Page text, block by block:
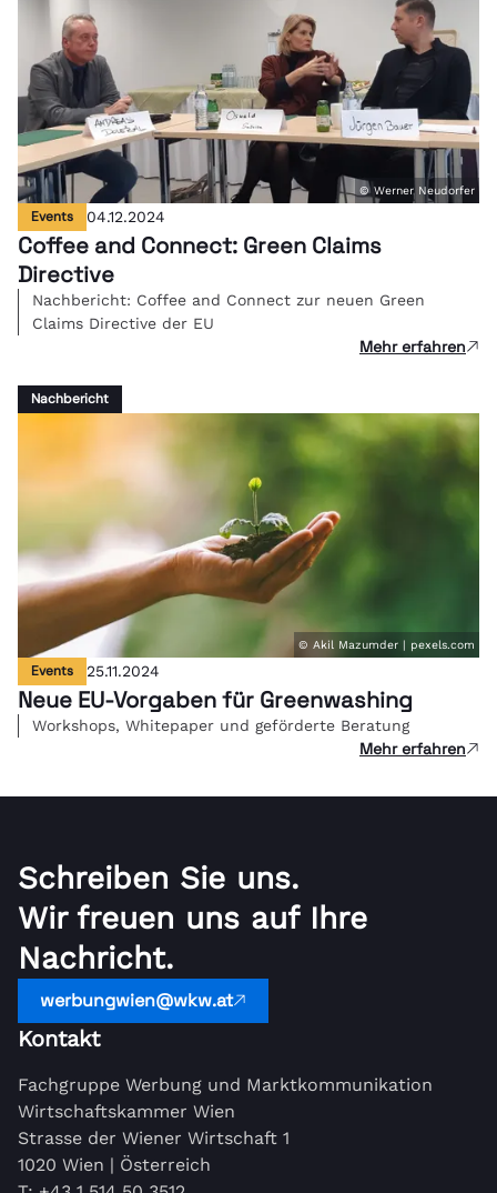
© Werner Neudorfer
Events 04.12.2024
Coffee and Connect: Green Claims
Directive
Nachbericht: Coffee and Connect zur neuen Green
Claims Directive der EU
Mehr erfahren
Nachbericht
© Akil Mazumder | pexels.com
Events 25.11.2024
Neue EU-Vorgaben für Greenwashing
Workshops, Whitepaper und geförderte Beratung
Mehr erfahren
Schreiben Sie uns.
Wir freuen uns auf Ihre
Nachricht.
werbungwien@wkw.at
Kontakt
Fachgruppe Werbung und Marktkommunikation
Wirtschaftskammer Wien
Strasse der Wiener Wirtschaft 1
1020 Wien | Österreich